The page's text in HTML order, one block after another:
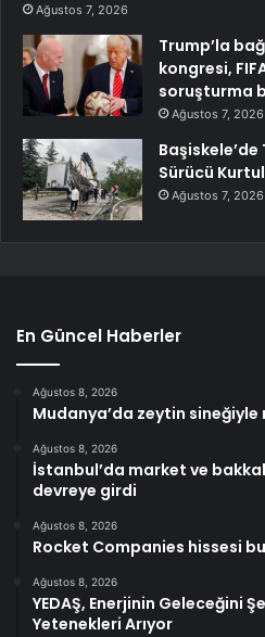
Ağustos 7, 2026
Trump’la
kongresi,
soruşturma
Ağustos 7, 2026
Başiskele’de
Sürücü
Ağustos 7, 2026
En Güncel Haberler
Ağustos 8, 2026
Mudanya’da zeytin
Ağustos 8, 2026
İstanbul’da market ve
devreye girdi
Ağustos 8, 2026
Rocket Companies hissesi
Ağustos 8, 2026
YEDAŞ, Enerjinin Geleceğini
Yetenekleri Arıyor